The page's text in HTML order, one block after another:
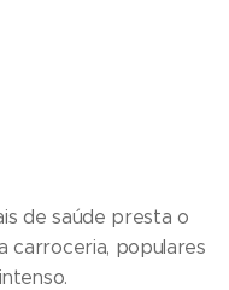
de saúde presta o
carroceria, populares